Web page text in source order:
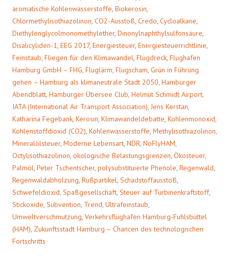
aromatische Kohlenwasserstoffe, Biokerosin,
Chlormethylisothiazolinon, CO2-Ausstoß, Credo, Cycloalkane,
Diethylenglycolmonomethylether, Dinonylnaphthylsulfonsäure,
Disalicyliden-1, EEG 2017, Energiesteuer, Energiesteuerrichtlinie,
Feinstaub, Fliegen für den Klimawandel, Flugdreck, Flughafen
Hamburg GmbH – FHG, Fluglärm, Flugscham, Grün in Führung
gehen – Hamburg als klimaneutrale Stadt 2050, Hamburger
Abendblatt, Hamburger Übersee Club, Helmut Schmidt Airport,
IATA (International Air Transport Association), Jens Kerstan,
Katharina Fegebank, Kerosin, Klimawandeldebatte, Kohlenmonoxid,
Kohlenstoffdioxid (CO2), Kohlenwasserstoffe, Methylisothiazolinon,
Mineralölsteuer, Moderne Lebensart, NDR, NoFlyHAM,
Octylisothiazolinon, ökologische Belastungsgrenzen, Ökosteuer,
Palmöl, Peter Tschentscher, polysubstituierte Phenole, Regenwald,
Regenwaldabholzung, Rußpartikel, Schadstoffausstoß,
Schwefeldioxid, Spaßgesellschaft, Steuer auf Turbinenkraftstoff,
Stickoxide, Subvention, Trend, Ultrafeinstaub,
Umweltverschmutzung, Verkehrsflughafen Hamburg-Fuhlsbüttel
(HAM), Zukunftsstadt Hamburg – Chancen des technologischen
Fortschritts